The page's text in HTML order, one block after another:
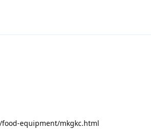
equipment/mkgkc.html